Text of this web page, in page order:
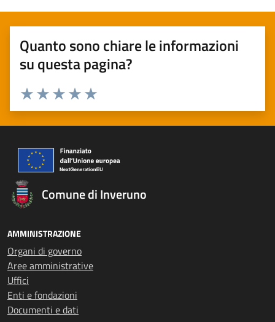
Quanto sono chiare le informazioni
su questa pagina?
Valuta 5 stelle su 5
Valuta 4 stelle su 5
Valuta 3 stelle su 5
Valuta 2 stelle su 5
Valuta 1 stelle su 5
Comune di Inveruno
AMMINISTRAZIONE
Organi di governo
Aree amministrative
Uffici
Enti e fondazioni
Documenti e dati